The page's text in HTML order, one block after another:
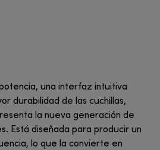
una interfaz intuitiva
durabilidad de las cuchillas,
la nueva generación de
Está diseñada para producir un
lo que la convierte en